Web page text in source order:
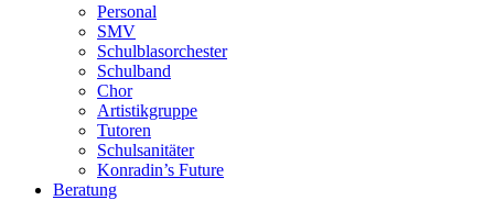
Personal
SMV
Schulblasorchester
Schulband
Chor
Artistikgruppe
Tutoren
Schulsanitäter
Konradin’s Future
Beratung